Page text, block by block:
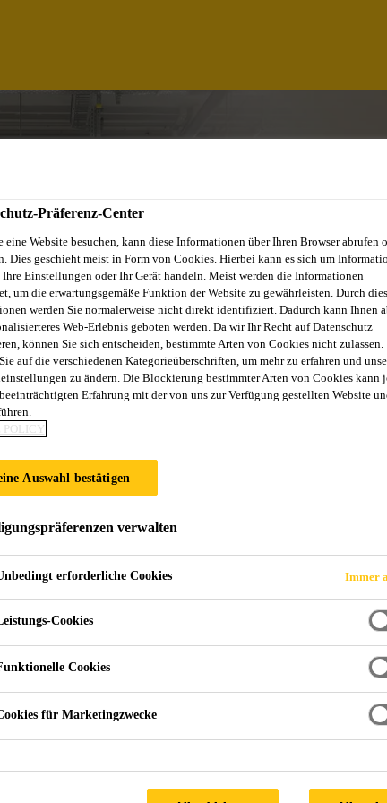
Präferenz-Center
eine Website besuchen, kann diese Informationen über Ihren Browser abrufen
Dies geschieht meist in Form von Cookies. Hierbei kann es sich um
Ihre Einstellungen oder Ihr Gerät handeln. Meist werden die Informationen
um die erwartungsgemäße Funktion der Website zu gewährleisten. Durch
werden Sie normalerweise nicht direkt identifiziert. Dadurch kann Ihnen
Web-Erlebnis geboten werden. Da wir Ihr Recht auf Datenschutz
können Sie sich entscheiden, bestimmte Arten von Cookies nicht zulassen.
auf die verschiedenen Kategorieüberschriften, um mehr zu erfahren und
zu ändern. Die Blockierung bestimmter Arten von Cookies kann
Erfahrung mit der von uns zur Verfügung gestellten Website
POLICY
Auswahl bestätigen
verwalten
erforderliche Cookies Immer
Cookies
Cookies
für Marketingzwecke